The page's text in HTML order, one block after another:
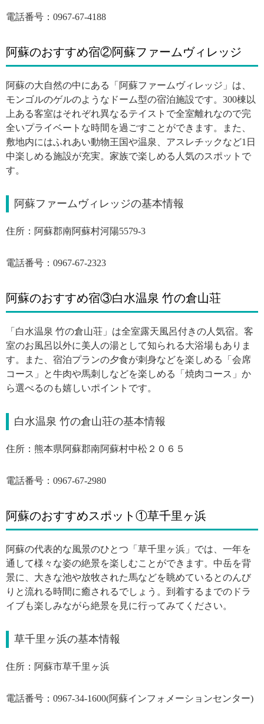
電話番号：0967-67-4188
阿蘇のおすすめ宿②阿蘇ファームヴィレッジ
阿蘇の大自然の中にある「阿蘇ファームヴィレッジ」は、
モンゴルのゲルのようなドーム型の宿泊施設です。300棟以
上ある客室はそれぞれ異なるテイストで全室離れなので完
全いプライベートな時間を過ごすことができます。また、
敷地内にはふれあい動物王国や温泉、アスレチックなど1日
中楽しめる施設が充実。家族で楽しめる人気のスポットで
す。
阿蘇ファームヴィレッジの基本情報
住所：阿蘇郡南阿蘇村河陽5579-3
電話番号：0967-67-2323
阿蘇のおすすめ宿③白水温泉 竹の倉山荘
「白水温泉 竹の倉山荘」は全室露天風呂付きの人気宿。客
室のお風呂以外に美人の湯として知られる大浴場もありま
す。また、宿泊プランの夕食が刺身などを楽しめる「会席
コース」と牛肉や馬刺しなどを楽しめる「焼肉コース」か
ら選べるのも嬉しいポイントです。
白水温泉 竹の倉山荘の基本情報
住所：熊本県阿蘇郡南阿蘇村中松２０６５
電話番号：0967-67-2980
阿蘇のおすすめスポット①草千里ヶ浜
阿蘇の代表的な風景のひとつ「草千里ヶ浜」では、一年を
通して様々な姿の絶景を楽しむことができます。中岳を背
景に、大きな池や放牧された馬などを眺めているとのんび
りと流れる時間に癒されるでしょう。到着するまでのドラ
イブも楽しみながら絶景を見に行ってみてください。
草千里ヶ浜の基本情報
住所：阿蘇市草千里ヶ浜
電話番号：0967-34-1600(阿蘇インフォメーションセンター)